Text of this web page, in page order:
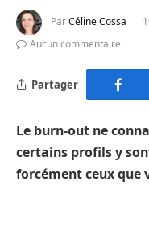
ParCéline Cossa
Aucun commentaire
Partager
Le burn-out ne
certains profils y
forcément ceux que